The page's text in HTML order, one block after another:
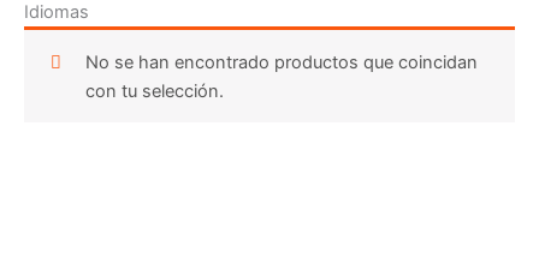
Idiomas
No se han encontrado productos que coincidan
con tu selección.